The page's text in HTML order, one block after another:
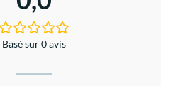
Basé sur 0 avis